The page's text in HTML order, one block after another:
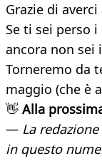
Grazie di
Se ti sei perso
ancora non
Torneremo da
maggio (che è
👋 Alla
— La
in questo